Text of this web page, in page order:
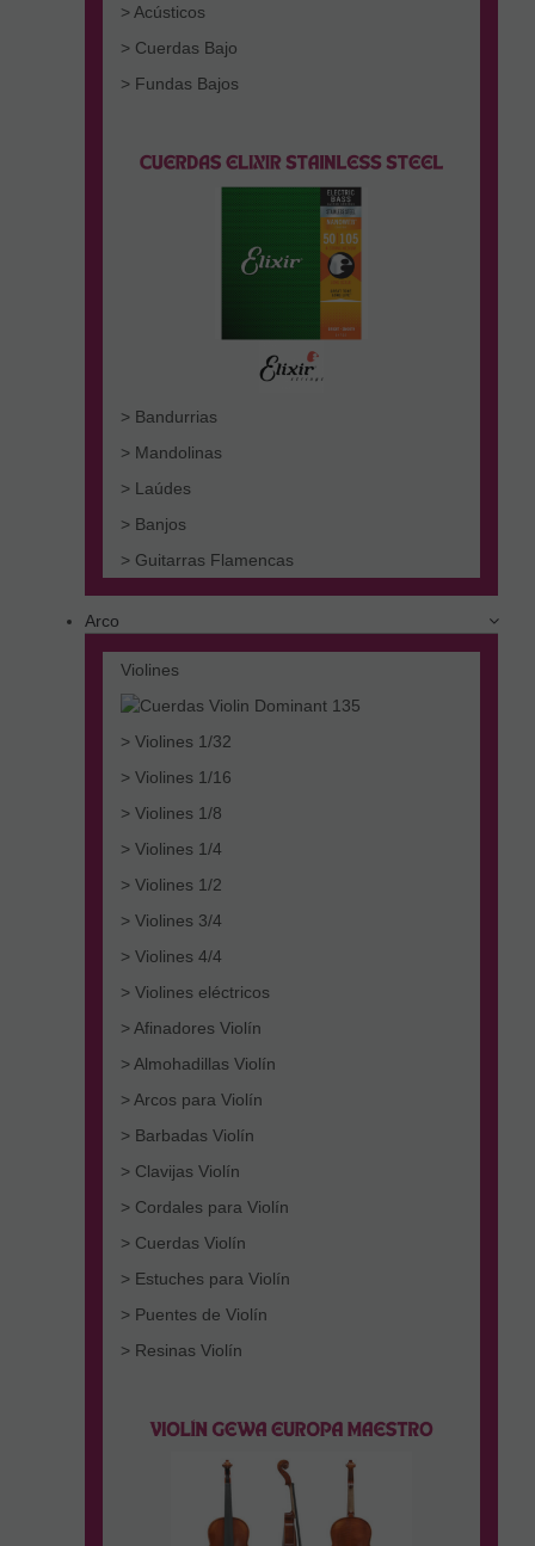
> Acústicos
> Cuerdas Bajo
> Fundas Bajos
> Bandurrias
> Mandolinas
> Laúdes
> Banjos
> Guitarras Flamencas
Arco
Violines
> Violines 1/32
> Violines 1/16
> Violines 1/8
> Violines 1/4
> Violines 1/2
> Violines 3/4
> Violines 4/4
> Violines eléctricos
> Afinadores Violín
> Almohadillas Violín
> Arcos para Violín
> Barbadas Violín
> Clavijas Violín
> Cordales para Violín
> Cuerdas Violín
> Estuches para Violín
> Puentes de Violín
> Resinas Violín